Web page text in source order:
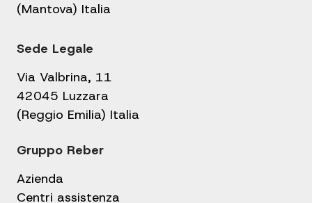
(Mantova) Italia
Sede Legale
Via Valbrina, 11
42045 Luzzara
(Reggio Emilia) Italia
Gruppo Reber
Azienda
Centri assistenza